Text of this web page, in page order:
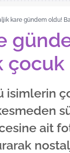
kare gündem oldu!
isimlerin
ait